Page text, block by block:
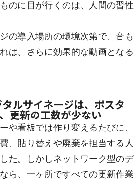
のに目が行くのは、人間の習性
の導入場所の環境次第で、音も
ば、さらに効果的な動画となる
ルサイネージは、ポスタ
更新の工数が少ない
や看板では作り変えるたびに、
、貼り替えや廃棄を担当する人
た。しかしネットワーク型のデ
ら、一ヶ所ですべての更新作業